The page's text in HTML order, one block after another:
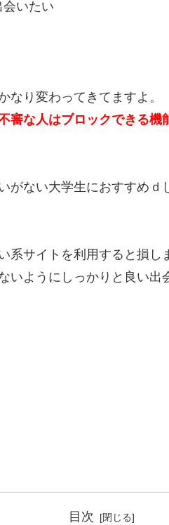
いたい
なり変わってきてますよ。
審な人はブロックできる機
がない大学生におすすめ
系サイトを利用すると損し
いようにしっかりと良い出
目次